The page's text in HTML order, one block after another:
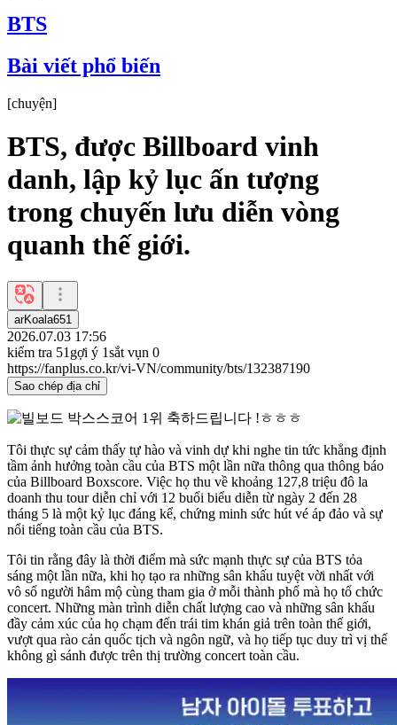
BTS
Bài viết phổ biến
[chuyện]
BTS, được Billboard vinh
danh, lập kỷ lục ấn tượng
trong chuyến lưu diễn vòng
quanh thế giới.
arKoala651
2026.07.03 17:56
kiểm tra 51 gợi ý 1sắt vụn 0
https://fanplus.co.kr/vi-VN/community/bts/132387190
Sao chép địa chỉ
Tôi thực sự cảm thấy tự hào và vinh dự khi nghe tin tức khẳng định
tầm ảnh hưởng toàn cầu của BTS một lần nữa thông qua thông báo
của Billboard Boxscore. Việc họ thu về khoảng 127,8 triệu đô la
doanh thu tour diễn chỉ với 12 buổi biểu diễn từ ngày 2 đến 28
tháng 5 là một kỷ lục đáng kể, chứng minh sức hút vé áp đảo và sự
nổi tiếng toàn cầu của BTS.
Tôi tin rằng đây là thời điểm mà sức mạnh thực sự của BTS tỏa
sáng một lần nữa, khi họ tạo ra những sân khấu tuyệt vời nhất với
vô số người hâm mộ cùng tham gia ở mỗi thành phố mà họ tổ chức
concert. Những màn trình diễn chất lượng cao và những sân khấu
đầy cảm xúc của họ chạm đến trái tim khán giả trên toàn thế giới,
vượt qua rào cản quốc tịch và ngôn ngữ, và họ tiếp tục duy trì vị thế
không gì sánh được trên thị trường concert toàn cầu.